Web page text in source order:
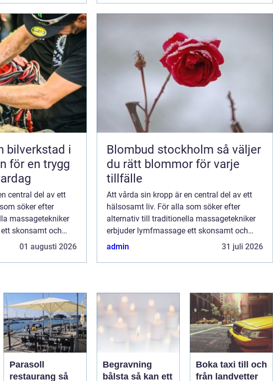
bilverkstad i
för en trygg
central del av ett
söker efter
massagetekniker
skonsamt och
naturliga
01 augusti 2026
Blombud stockholm så väljer
du rätt blommor för varje
tillfälle
Att vårda sin kropp är en central del av ett
hälsosamt liv. För alla som söker efter
alternativ till traditionella massagetekniker
erbjuder lymfmassage ett skonsamt och
effektivt sätt att främja kroppens naturliga
admin 31 juli 2026
Parasoll
restaurang så
Begravning
bålsta så kan ett
Boka taxi till och
från landvetter